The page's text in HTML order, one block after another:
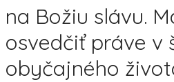
na Božiu slávu.
osvedčiť práve v
obyčajného